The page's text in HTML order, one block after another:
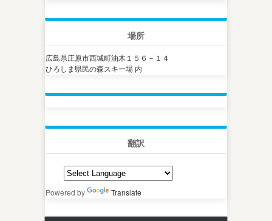
場所
広島県庄原市西城町油木１５６－１４
ひろしま県民の森スキー場 内
翻訳
Powered by Translate